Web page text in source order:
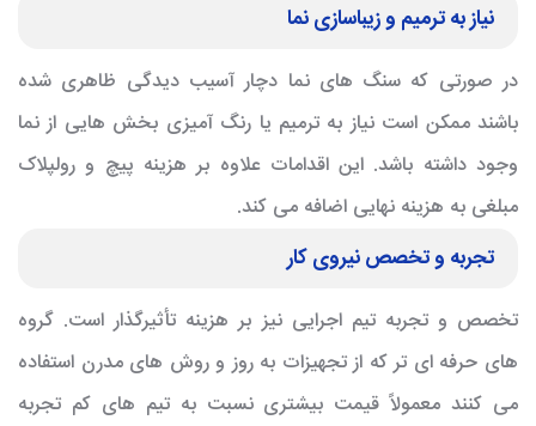
نیاز به ترمیم و زیباسازی نما
در صورتی که سنگ های نما دچار آسیب دیدگی ظاهری شده
باشند ممکن است نیاز به ترمیم یا رنگ آمیزی بخش هایی از نما
وجود داشته باشد. این اقدامات علاوه بر هزینه پیچ و رولپلاک
مبلغی به هزینه نهایی اضافه می کند.
تجربه و تخصص نیروی کار
تخصص و تجربه تیم اجرایی نیز بر هزینه تأثیرگذار است. گروه
های حرفه ای تر که از تجهیزات به روز و روش های مدرن استفاده
می کنند معمولاً قیمت بیشتری نسبت به تیم های کم تجربه